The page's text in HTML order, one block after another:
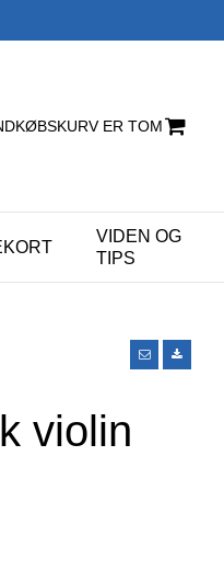
ER TOM
VIDEN OG
TIPS
violin